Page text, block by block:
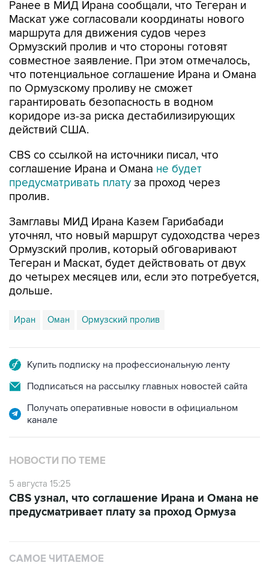
маршрута для движения судов через
Ормузский пролив и что стороны готовят
совместное заявление. При этом отмечалось,
что потенциальное соглашение Ирана и Омана
по Ормузскому проливу не сможет
гарантировать безопасность в водном
коридоре из-за риска дестабилизирующих
действий США.
CBS со ссылкой на источники писал, что
предусматривать платуза проход через
пролив.
Замглавы МИД Ирана Казем Гарибабади
Ормузский пролив, который обговаривают
Тегеран и Маскат, будет действовать от двух
до четырех месяцев или, если это потребуется,
дольше.
Иран Оман
Подписаться на рассылку главных новостей сайта
Получать оперативные новости в официальном
канале
НОВОСТИ ПО ТЕМЕ
5 августа 15:25
предусматривает плату за проход Ормуза
Число пострадавших при атаке БПЛА под